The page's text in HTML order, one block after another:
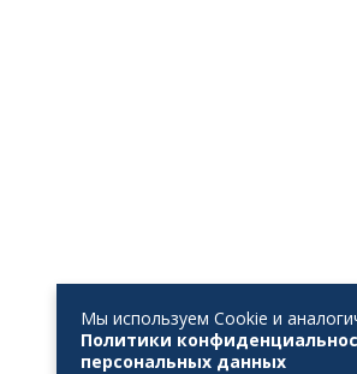
Мы используем Cookie и
Политики
персональных данных